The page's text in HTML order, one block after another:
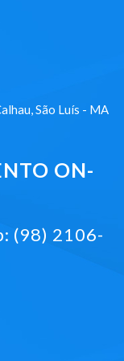
São Luís - MA
ON-
(98) 2106-